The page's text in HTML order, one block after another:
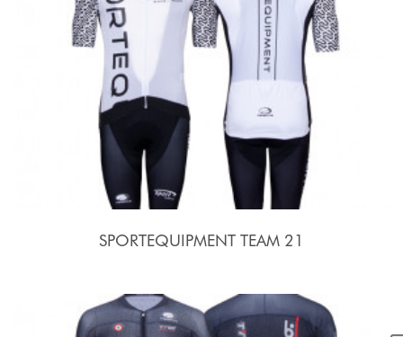
SPORTEQUIPMENT TEAM 21